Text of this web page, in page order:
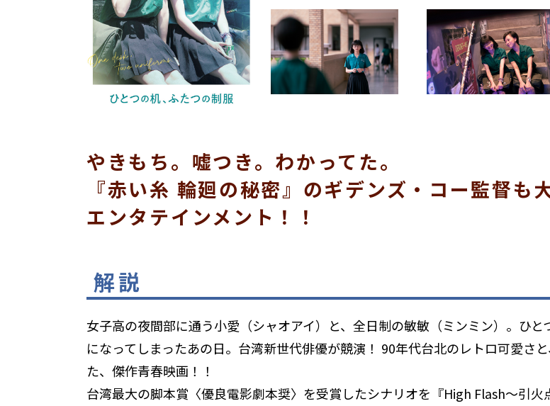
やきもち。嘘つき。わかってた。
『赤い糸 輪廻の秘密』のギデンズ・コー監督も
エンタテインメント！！
解説
女子高の夜間部に通う小愛（シャオアイ）と、全日制の敏敏（ミンミン）。ひ
になってしまったあの日――。台湾新世代俳優が競演！ 90年代台北のレトロ可愛
た、傑作青春映画！！
台湾最大の脚本賞〈優良電影劇本奨〉を受賞したシナリオを『High Flash～引火